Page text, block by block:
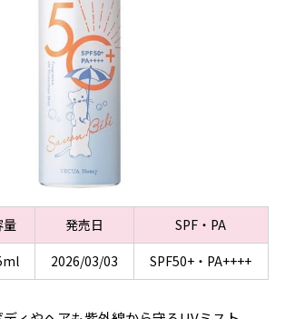
量 発売日
SPF・PA
2026/03/03 SPF50+・PA++++